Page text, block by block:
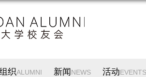
织ALUMNI 新闻 NEWS 活动EVENTS